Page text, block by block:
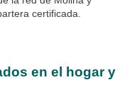
certificada.
en el hogar y